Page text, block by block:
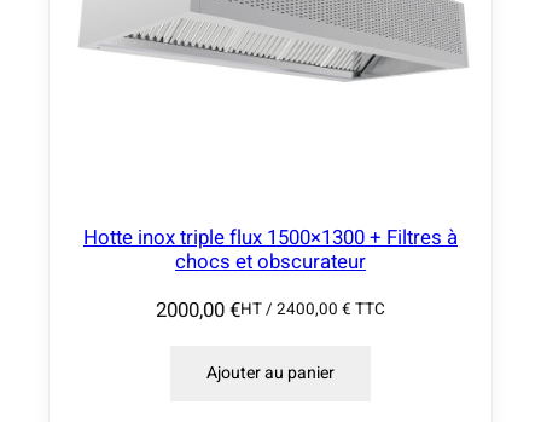
Hotte inox triple flux 1500×1300 + Filtres à
chocs et obscurateur
2000,00€HT / 2400,00 € TTC
Ajouter au panier